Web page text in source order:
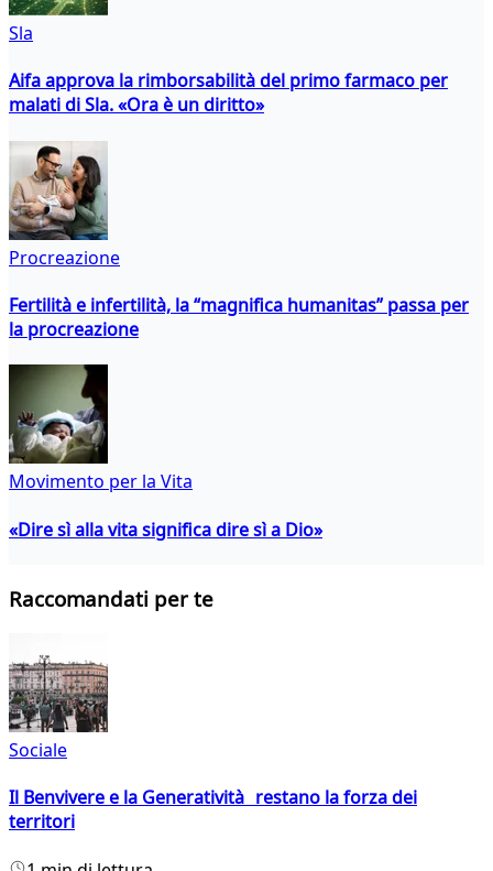
Sla
Aifa approva la rimborsabilità del primo farmaco per
malati di Sla. «Ora è un diritto»
Procreazione
Fertilità e infertilità, la “magnifica humanitas” passa per
la procreazione
Movimento per la Vita
«Dire sì alla vita significa dire sì a Dio»
Raccomandati per te
Sociale
Il Benvivere e la Generatività restano la forza dei
territori